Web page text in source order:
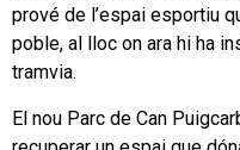
prové de l’espai esportiu
poble, al lloc on ara hi ha
tramvia.
El nou Parc de Can